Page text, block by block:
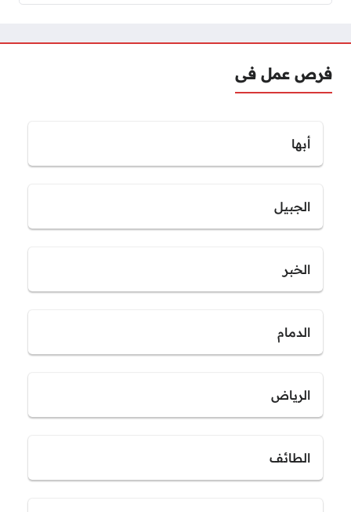
فرص عمل فى
أبها
الجبيل
الخبر
الدمام
الرياض
الطائف